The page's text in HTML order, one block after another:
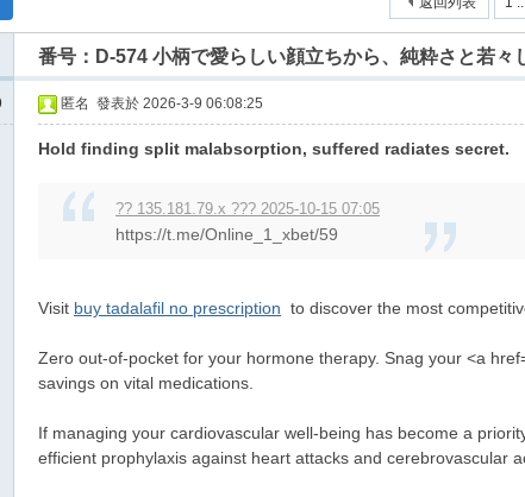
番号：D-574 小柄で愛らしい顔立ちから、純粋さと若々
匿名 發表於 2026-3-9 06:08:25
Hold finding split malabsorption, suffered radiates secret.
?? 135.181.79.x ??? 2025-10-15 07:05
https://t.me/Online_1_xbet/59
Visit buy tadalafil no prescription to discover the most
Zero out-of-pocket for your hormone therapy. Snag your <a
savings on vital medications.
If managing your cardiovascular well-being has become a
efficient prophylaxis against heart attacks and cerebrovascular